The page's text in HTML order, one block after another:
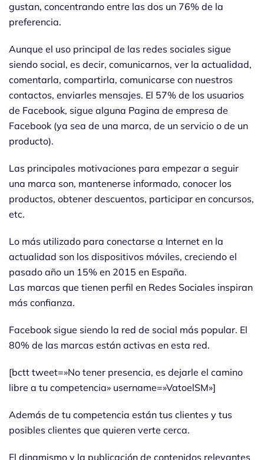
gustan, concentrando entre las dos un 76% de la
preferencia.
Aunque el uso principal de las redes sociales sigue
siendo social, es decir, comunicarnos, ver la actualidad,
comentarla, compartirla, comunicarse con nuestros
contactos, enviarles mensajes. El 57% de los usuarios
de Facebook, sigue alguna Pagina de empresa de
Facebook (ya sea de una marca, de un servicio o de un
producto).
Las principales motivaciones para empezar a seguir
una marca son, mantenerse informado, conocer los
productos, obtener descuentos, participar en concursos,
etc.
Lo más utilizado para conectarse a Internet en la
actualidad son los dispositivos móviles, creciendo el
pasado año un 15% en 2015 en España.
Las marcas que tienen perfil en Redes Sociales inspiran
más confianza.
Facebook sigue siendo la red de social más popular. El
80% de las marcas están activas en esta red.
[bctt tweet=»No tener presencia, es dejarle el camino
libre a tu competencia» username=»VatoelSM»]
Además de tu competencia están tus clientes y tus
posibles clientes que quieren verte cerca.
El dinamismo y la publicación de contenidos relevantes